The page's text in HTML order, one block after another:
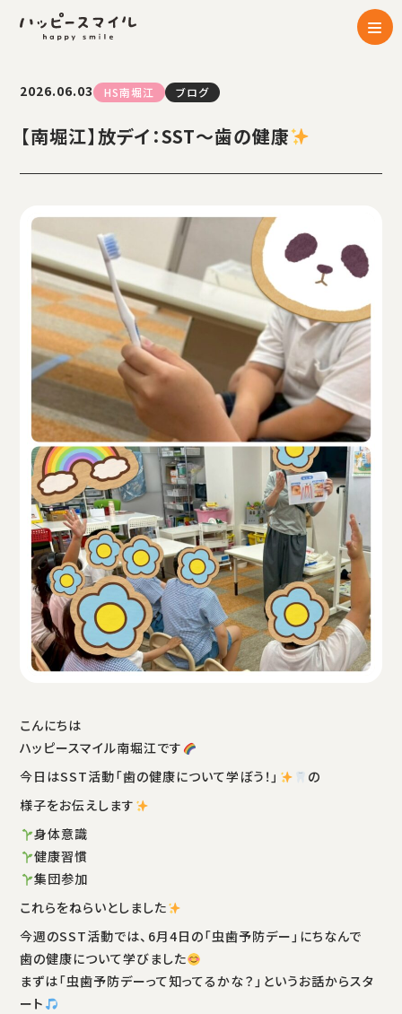
2026.06.03 HS南堀江 ブログ
【南堀江】放デイ：SST～歯の健康
こんにちは
ハッピースマイル南堀江です
今日はSST活動「歯の健康について学ぼう！」 の
様子をお伝えします
身体意識
健康習慣
集団参加
これらをねらいとしました
今週のSST活動では、6月4日の「虫歯予防デー」にちなんで
歯の健康について学びました
まずは「虫歯予防デーって知ってるかな？」というお話からスタ
ート